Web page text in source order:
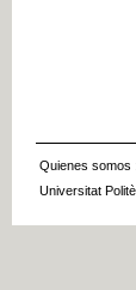
Quienes somos
Universitat